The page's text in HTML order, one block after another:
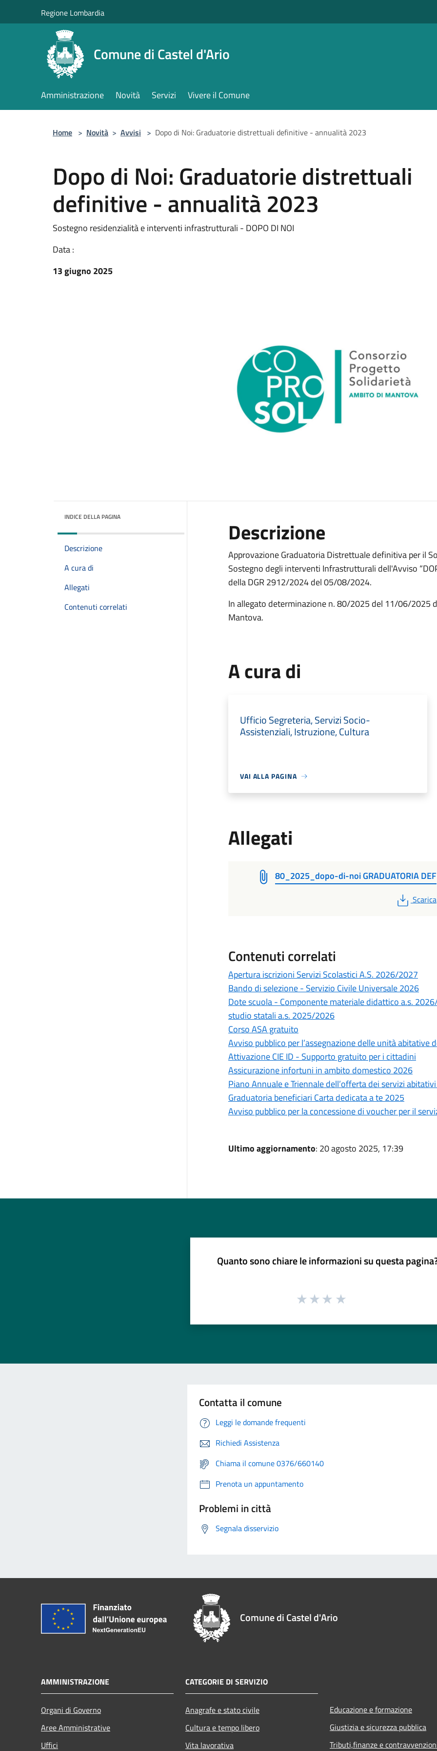
Regione Lombardia
Comune di Castel d'Ario
Amministrazione Novità Servizi Vivere il Comune
Home > Novità > Avvisi > Dopo di Noi: Graduatorie distrettuali definitive - annualità 2023
Dopo di Noi: Graduatorie distrettuali
definitive - annualità 2023
Sostegno residenzialità e interventi infrastrutturali - DOPO DI NOI
Data :
13 giugno 2025
INDICE DELLA PAGINA
Descrizione
A cura di
Allegati
Contenuti correlati
Descrizione
Approvazione Graduatoria Distrettuale definitiva per il
Sostegno degli interventi Infrastrutturali dell'Avviso
della DGR 2912/2024 del 05/08/2024.
In allegato determinazione n. 80/2025 del 11/06/2025
Mantova.
A cura di
Ufficio Segreteria, Servizi Socio-
Assistenziali, Istruzione, Cultura
VAI ALLA PAGINA
Allegati
80_2025_dopo-di-noi GRADUATORIA DEF
PDF
Scarica
Contenuti correlati
Apertura iscrizioni Servizi Scolastici A.S. 2026/2027
Bando di selezione - Servizio Civile Universale 2026
Dote scuola - Componente materiale didattico a.s.
studio statali a.s. 2025/2026
Corso ASA gratuito
Avviso pubblico per l’assegnazione delle unità abitative
Attivazione CIE ID - Supporto gratuito per i cittadini
Assicurazione infortuni in ambito domestico 2026
Piano Annuale e Triennale dell’offerta dei servizi
Graduatoria beneficiari Carta dedicata a te 2025
Avviso pubblico per la concessione di voucher per il
Ultimo aggiornamento: 20 agosto 2025, 17:39
Quanto sono chiare le informazioni su questa
Contatta il comune
Leggi le domande frequenti
Richiedi Assistenza
Chiama il comune 0376/660140
Prenota un appuntamento
Problemi in città
Segnala disservizio
Comune di Castel d'Ario
AMMINISTRAZIONE
Organi di Governo
Aree Amministrative
Uffici
CATEGORIE DI SERVIZIO
Anagrafe e stato civile
Cultura e tempo libero
Vita lavorativa
Educazione e formazione
Giustizia e sicurezza pubblica
Tributi,finanze e